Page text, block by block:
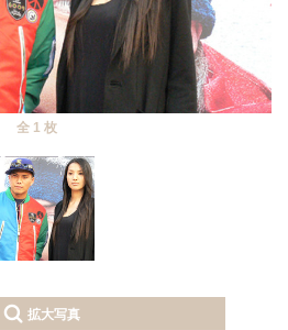
全 1 枚
拡大写真